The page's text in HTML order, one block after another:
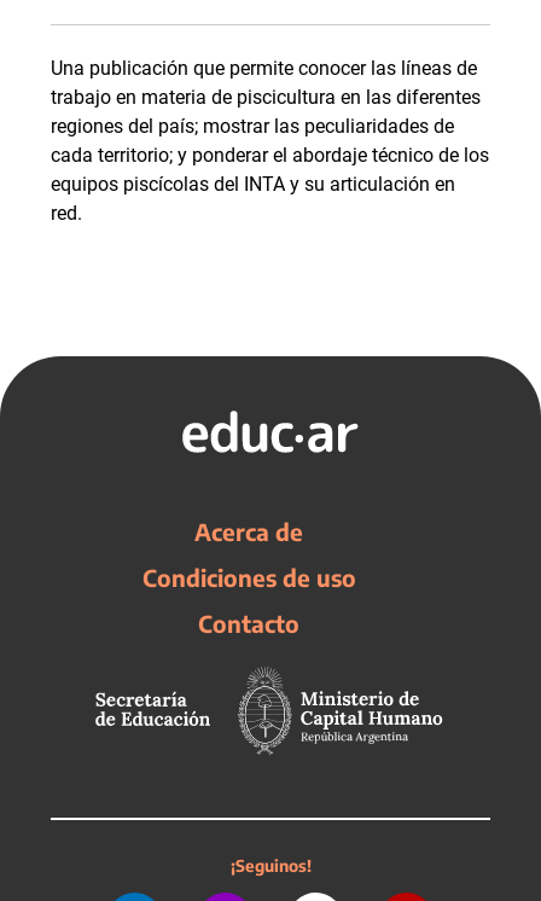
Una publicación que permite conocer las líneas de
trabajo en materia de piscicultura en las diferentes
regiones del país; mostrar las peculiaridades de
cada territorio; y ponderar el abordaje técnico de los
equipos piscícolas del INTA y su articulación en
red.
Acerca de
Condiciones de uso
Contacto
¡Seguinos!